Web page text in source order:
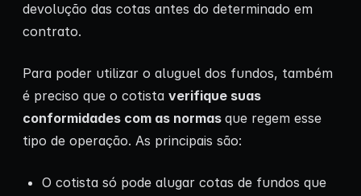
devolução das cotas antes do determinado em
contrato.
Para poder utilizar o aluguel dos fundos, também
é preciso que o cotista verifique suas
conformidades com as normas que regem esse
tipo de operação. As principais são:
O cotista só pode alugar cotas de fundos que